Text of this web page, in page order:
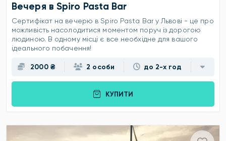
Вечеря в Spiro Pasta Bar
Сертифікат на вечерю в Spiro Pasta Bar у Львові - це про
можливість насолодитися моментом поруч із дорогою
людиною. В одному місці є все необхідне для вашого
ідеального побачення!
2000 ₴ 2 особи до 2-х год
КУПИТИ